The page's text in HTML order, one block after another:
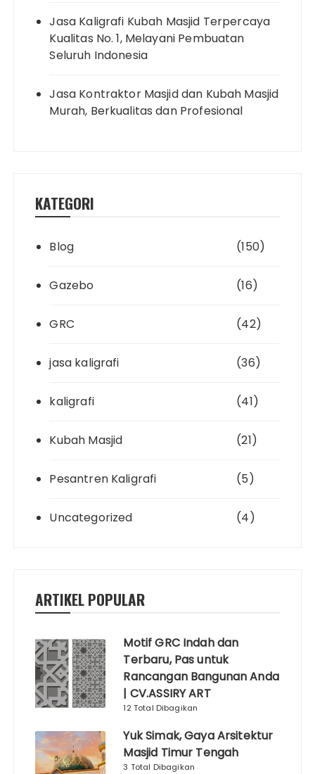
Jasa Kaligrafi Kubah Masjid Terpercaya
Kualitas No. 1, Melayani Pembuatan
Seluruh Indonesia
Jasa Kontraktor Masjid dan Kubah Masjid
Murah, Berkualitas dan Profesional
KATEGORI
Blog (150)
Gazebo (16)
GRC (42)
jasa kaligrafi (36)
kaligrafi (41)
Kubah Masjid (21)
Pesantren Kaligrafi (5)
Uncategorized (4)
ARTIKEL POPULAR
Motif GRC Indah dan
Terbaru, Pas untuk
Rancangan Bangunan Anda
| CV.ASSIRY ART
12 Total Dibagikan
Yuk Simak, Gaya Arsitektur
Masjid Timur Tengah
3 Total Dibagikan